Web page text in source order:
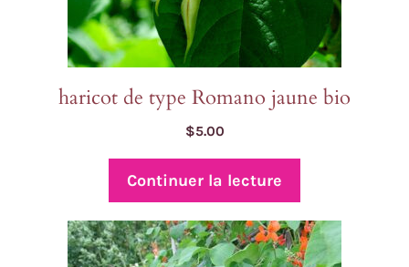
haricot de type Romano jaune bio
$5.00
Continuer la lecture